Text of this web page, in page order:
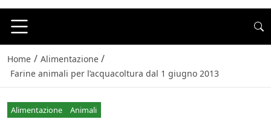
Home / Alimentazione /
Farine animali per l’acquacoltura dal 1 giugno 2013
Alimentazione Animali